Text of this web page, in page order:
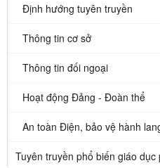
Định hướng tuyên truyền
Thông tin cơ sở
Thông tin đối ngoại
Hoạt động Đảng - Đoàn thể
An toàn Điện, bảo vệ hành
Tuyên truyền phổ biến giáo dục